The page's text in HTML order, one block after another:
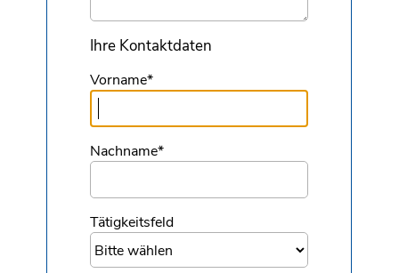
Ihre Kontaktdaten
Vorname*
Nachname*
Tätigkeitsfeld